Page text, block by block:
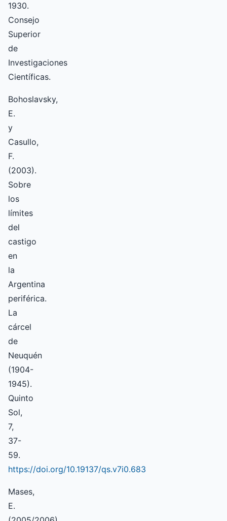
1930.
Consejo
Superior
de
Investigaciones
Científicas.
Bohoslavsky,
E.
y
Casullo,
F.
(2003).
Sobre
los
límites
del
castigo
en
la
Argentina
periférica.
La
cárcel
de
Neuquén
(1904-
1945).
Quinto
Sol,
7,
37-
59.
https://doi.org/10.19137/qs.v7i0.683
Mases,
E.